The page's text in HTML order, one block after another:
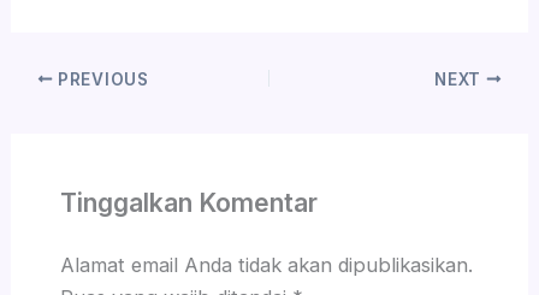
PREVIOUS NEXT
Tinggalkan Komentar
Alamat email Anda tidak akan dipublikasikan.